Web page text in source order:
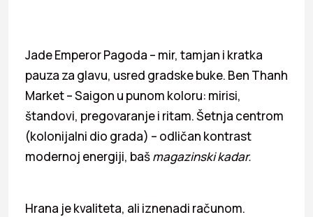
Jade Emperor Pagoda – mir, tamjan i kratka
pauza za glavu, usred gradske buke. Ben Thanh
Market – Saigon u punom koloru: mirisi,
štandovi, pregovaranje i ritam. Šetnja centrom
(kolonijalni dio grada) – odličan kontrast
modernoj energiji, bašmagazinski kadar.
Hrana je kvaliteta, ali iznenadi računom.